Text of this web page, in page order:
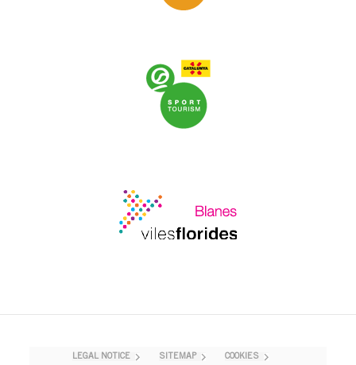
LEGAL NOTICE SITEMAP COOKIES